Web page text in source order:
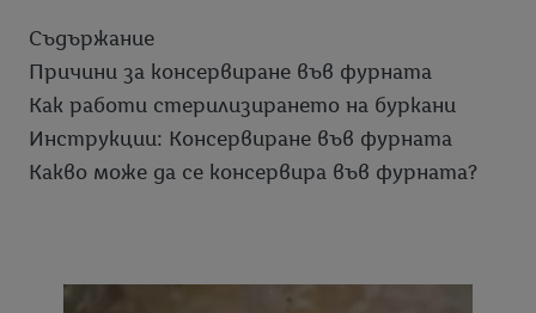
Съдържание
Причини за консервиране във фурната
Как работи стерилизирането на буркани
Инструкции: Консервиране във фурната
Какво може да се консервира във фурната?